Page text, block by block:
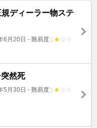
ディーラー物ステ
6月20日 - 難易度 : ★ ☆ ☆
然死
5月30日 - 難易度 : ★ ☆ ☆